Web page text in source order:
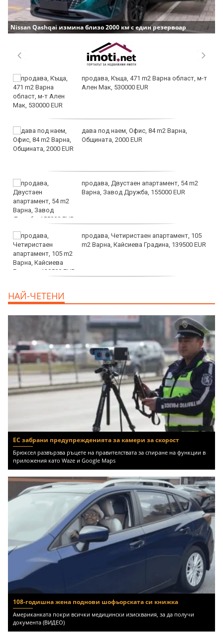
Nissan Qashqai измина близо 2000 км с един резервоар
продава, Къща, 471 m2 Варна област, м-т
Ален Мак, 530000 EUR
дава под наем, Офис, 84 m2 Варна,
Общината, 2000 EUR
продава, Двустаен апартамент, 54 m2
Варна, Завод Дружба, 155000 EUR
продава, Четиристаен апартамент, 105
m2 Варна, Кайсиева Градина, 139500 EUR
НАЙ-ЧЕТЕНИ
ЕС забрани предупрежденията за камери за скорост
Брюксел развързва ръцете на правителствата за спиране на функции в
приложения като Waze и Google Maps
108-годишна жена поднови шофьорската си книжка
Американката покри всички медицински изисквания, за да получи
документа (ВИДЕО)